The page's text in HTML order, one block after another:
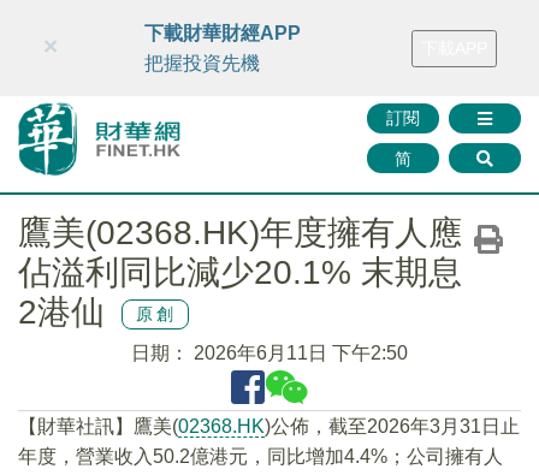
財華智庫網 FINTV FINMETA 財華證券 媒體矩陣
訂閱
简
×
下載財華財經APP
把握投資先機
鷹美(02368.HK)年度擁有人應
佔溢利同比減少20.1% 末期息
2港仙
原創
日期： 2026年6月11日 下午2:50
​【財華社訊】鷹美(02368.HK)公佈，截至2026年3月31日止
年度，營業收入50.2億港元，同比增加4.4%；公司擁有人